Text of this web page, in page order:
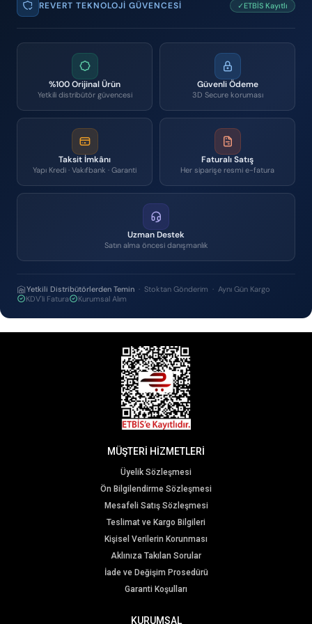
REVERT TEKNOLOJI GÜVENCESI ✓ETBİS Kayıtlı
%100 Orijinal Ürün
Yetkili distribütör güvencesi
Güvenli Ödeme
3D Secure koruması
Taksit İmkânı
Yapı Kredi · Vakıfbank · Garanti
Faturalı Satış
Her siparişe resmi e-fatura
Uzman Destek
Satın alma öncesi danışmanlık
Yetkili Distribütörlerden Temin · Stoktan Gönderim · Aynı Gün Kargo
KDV'li Fatura
Kurumsal Alım
MÜŞTERİ HİZMETLERİ
Üyelik Sözleşmesi
Ön Bilgilendirme Sözleşmesi
Mesafeli Satış Sözleşmesi
Teslimat ve Kargo Bilgileri
Kişisel Verilerin Korunması
Aklınıza Takılan Sorular
İade ve Değişim Prosedürü
Garanti Koşulları
KURUMSAL